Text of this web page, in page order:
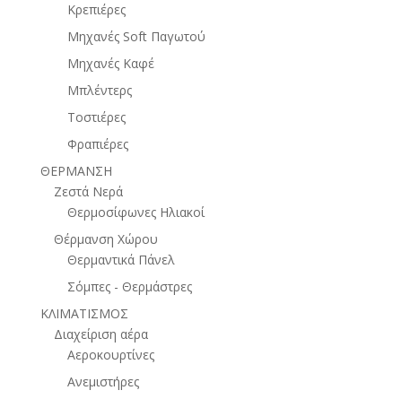
Κρεπιέρες
Μηχανές Soft Παγωτού
Μηχανές Καφέ
Μπλέντερς
Τοστιέρες
Φραπιέρες
ΘΕΡΜΑΝΣΗ
Ζεστά Νερά
Θερμοσίφωνες Ηλιακοί
Θέρμανση Χώρου
Θερμαντικά Πάνελ
Σόμπες - Θερμάστρες
ΚΛΙΜΑΤΙΣΜΟΣ
Διαχείριση αέρα
Αεροκουρτίνες
Ανεμιστήρες